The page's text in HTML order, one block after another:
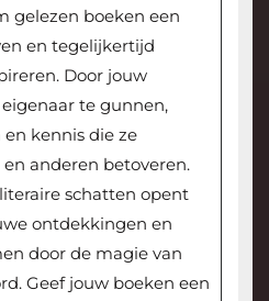
gelezen boeken een
en tegelijkertijd
Door jouw
te gunnen,
kennis die ze
anderen betoveren.
schatten opent
ontdekkingen en
door de magie van
Geef jouw boeken een